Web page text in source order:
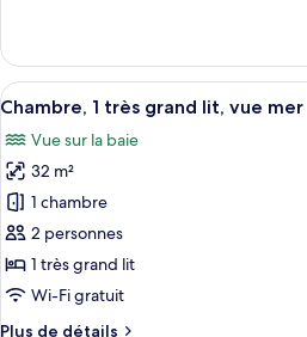
»,
1
très
grand
lit,
vue
mer
le
type
de
Chambre
«
Premier
»,
très
grand
lit,
Afficher
toutes
les
photos
pour
ce
type
de
chambre :
8
Chambre, 1 très grand lit, vue mer
Vue sur la baie
32 m²
1 chambre
2 personnes
1 très grand lit
Wi-Fi gratuit
Plus de détails
Plus